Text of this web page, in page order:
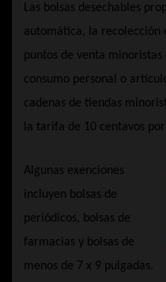
Las bolsas desechables
automática, la recolección
puntos de venta
consumo personal o
cadenas de tiendas
la tarifa de 10 centavos
Algunas exenciones
incluyen bolsas de
periódicos, bolsas de
farmacias y bolsas de
menos de 7 x 9 pulgadas.